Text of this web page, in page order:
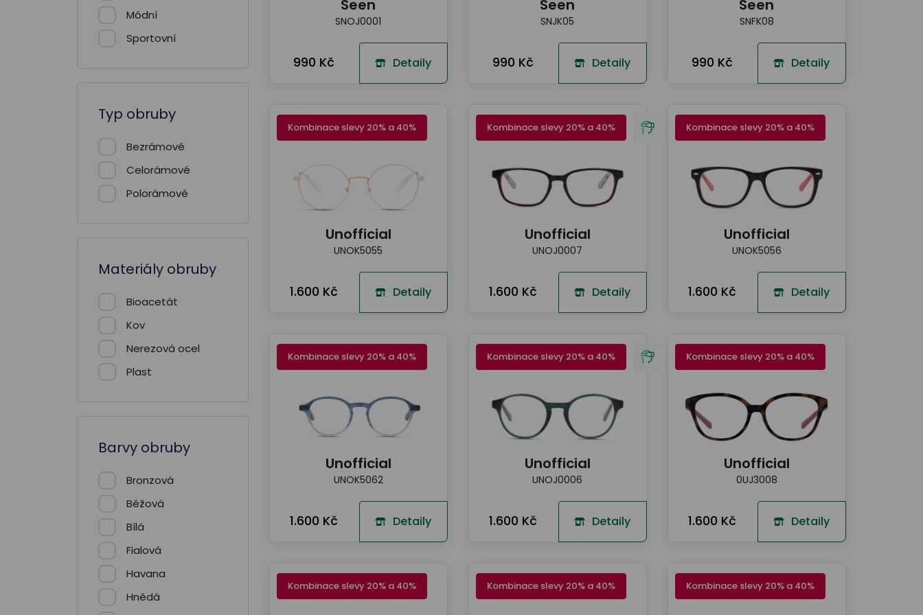
Módní
Sportovní
Typ obruby
Bezrámové
Celorámové
Polorámové
Materiály obruby
Bioacetát
Kov
Nerezová ocel
Plast
Barvy obruby
Bronzová
Béžová
Bílá
Fialová
Havana
Hnědá
Seen
SNOJ0001
990 Kč Detaily
Seen
SNJK05
990 Kč Detaily
Seen
SNFK08
990 Kč Detaily
Kombinace slevy 20% a 40%
Unofficial
UNOK5055
1.600 Kč Detaily
Kombinace slevy 20% a 40%
Unofficial
UNOJ0007
1.600 Kč Detaily
Kombinace slevy 20% a 40%
Unofficial
UNOK5056
1.600 Kč Detaily
Kombinace slevy 20% a 40%
Unofficial
UNOK5062
1.600 Kč Detaily
Kombinace slevy 20% a 40%
Unofficial
UNOJ0006
1.600 Kč Detaily
Kombinace slevy 20% a 40%
Unofficial
0UJ3008
1.600 Kč Detaily
Kombinace slevy 20% a 40% Kombinace slevy 20% a 40% Kombinace slevy 20% a 40%